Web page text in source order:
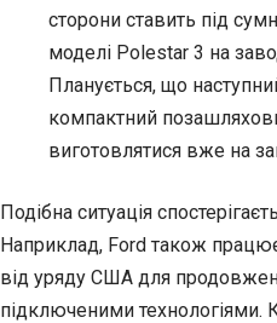
сторони ставить під
моделі Polestar 3 на
Планується, що
компактний
виготовлятися вже на
Подібна ситуація
Наприклад, Ford також
від уряду США для
підключеними технологіями.